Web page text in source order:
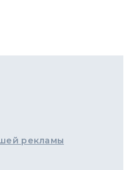
рекламы